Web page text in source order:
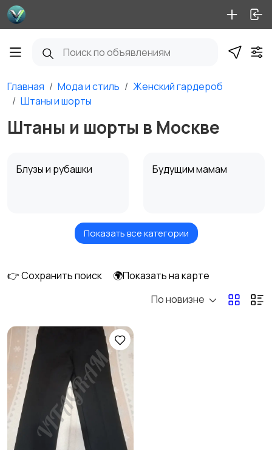
Главная Мода и стиль
Женский гардероб
Штаны и шорты
Штаны и шорты в Москве
Блузы и рубашки Будущим мамам
Верхняя одежда2 Головные уборы
Купальники
Показать все категории
👉 Сохранить поиск
🌍Показать на карте
По новизне